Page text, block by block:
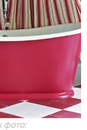
фото: